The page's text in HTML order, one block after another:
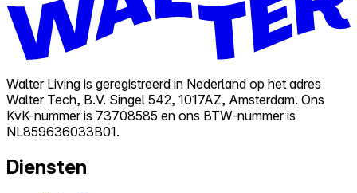
Walter Living is geregistreerd in Nederland op het adres
Walter Tech, B.V. Singel 542, 1017AZ, Amsterdam. Ons
KvK-nummer is 73708585 en ons BTW-nummer is
NL859636033B01.
Diensten